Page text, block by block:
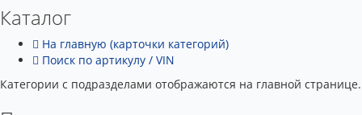
Каталог
На главную (карточки категорий)
Поиск по артикулу / VIN
Категории с подразделами отображаются на главной странице.